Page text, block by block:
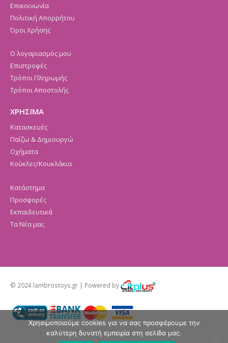
Επικοινωνία
Πολιτική Απορρήτου
Όροι Χρήσης
Ο λογαριασμός μου
Επιστροφές
Τρόποι Πληρωμής
Τρόποι Αποστολής
ΧΡΗΣΙΜΑ
Κατασκευές
Παίζω & Δημιουργώ
Οχήματα
Κούκλες/Κουκλάκια
Κατάστημα
Προσφορές
Εκπαιδευτικά
Τα Νέα μας
© 2024 lambrostoys.gr | Powered by
Χρησιμοποιούμε cookies για να σας προσφέρουμε την
καλύτερη δυνατή εμπειρία στη σελίδα μας.